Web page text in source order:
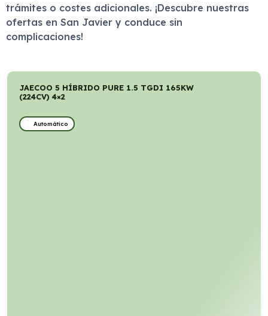
trámites o costes adicionales. ¡Descubre nuestras
ofertas en San Javier y conduce sin
complicaciones!
JAECOO 5 HÍBRIDO PURE 1.5 TGDI 165KW
(224CV) 4×2
Automático